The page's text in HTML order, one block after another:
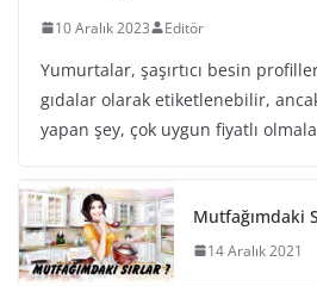
10 Aralık 2023 Editör
Yumurtalar, şaşırtıcı besin
gıdalar olarak etiketlenebilir,
yapan şey, çok uygun fiyatlı
Mutfağımdaki
14 Aralık 2021